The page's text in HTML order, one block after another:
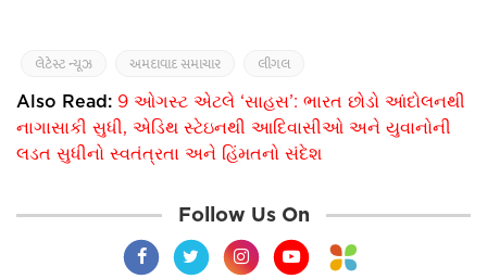
લેટેસ્ટ ન્યૂઝ અમદાવાદ સમાચાર લીગલ
Also Read: 9 ઓગસ્ટ એટલે ‘સાહસ’: ભારત છોડો આંદોલનથી
નાગાસાકી સુધી, એડિથ સ્ટેઇનથી આદિવાસીઓ અને યુવાનોની
લડત સુધીનો સ્વતંત્રતા અને હિંમતનો સંદેશ
Follow Us On